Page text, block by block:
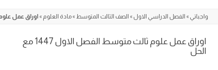
واجباتي » الفصل الدراسي الاول » الصف الثالث المتوسط »مادة العلوم » اوراق عمل علوم
اوراق عمل علوم ثالث متوسط الفصل الاول 1447 مع
الحل